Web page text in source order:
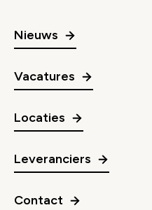
Nieuws
Vacatures
Locaties
Leveranciers
Contact